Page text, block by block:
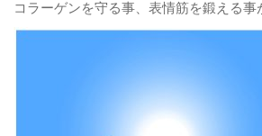
コラーゲンを守る事、表情筋を鍛える事